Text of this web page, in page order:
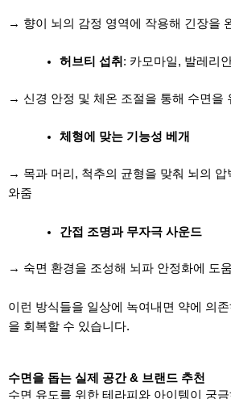
→ 향이 뇌의 감정 영역에 작용해 긴장을
허브티 섭취 : 카모마일, 발레리
→ 신경 안정 및 체온 조절을 통해 수면을
체형에 맞는 기능성 베개
→ 목과 머리, 척추의 균형을 맞춰 뇌의 압
와줌
간접 조명과 무자극 사운드
→ 숙면 환경을 조성해 뇌파 안정화에 도움
이런 방식들을 일상에 녹여내면 약에 의
을 회복할 수 있습니다.
수면을 돕는 실제 공간 & 브랜드 추천
수면 유도를 위한 테라피와 아이템이 궁금